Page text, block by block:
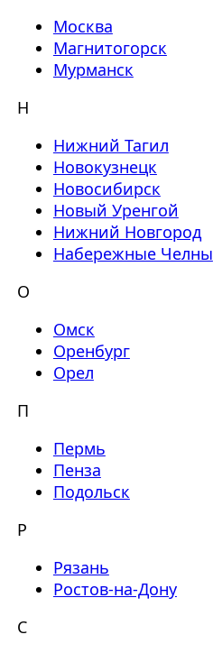
Москва
Магнитогорск
Мурманск
Н
Нижний Тагил
Новокузнецк
Новосибирск
Новый Уренгой
Нижний Новгород
Набережные Челны
О
Омск
Оренбург
Орел
П
Пермь
Пенза
Подольск
Р
Рязань
Ростов-на-Дону
С